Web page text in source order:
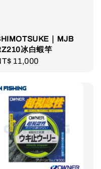
｜MJB
冰白蝦竿
11,000